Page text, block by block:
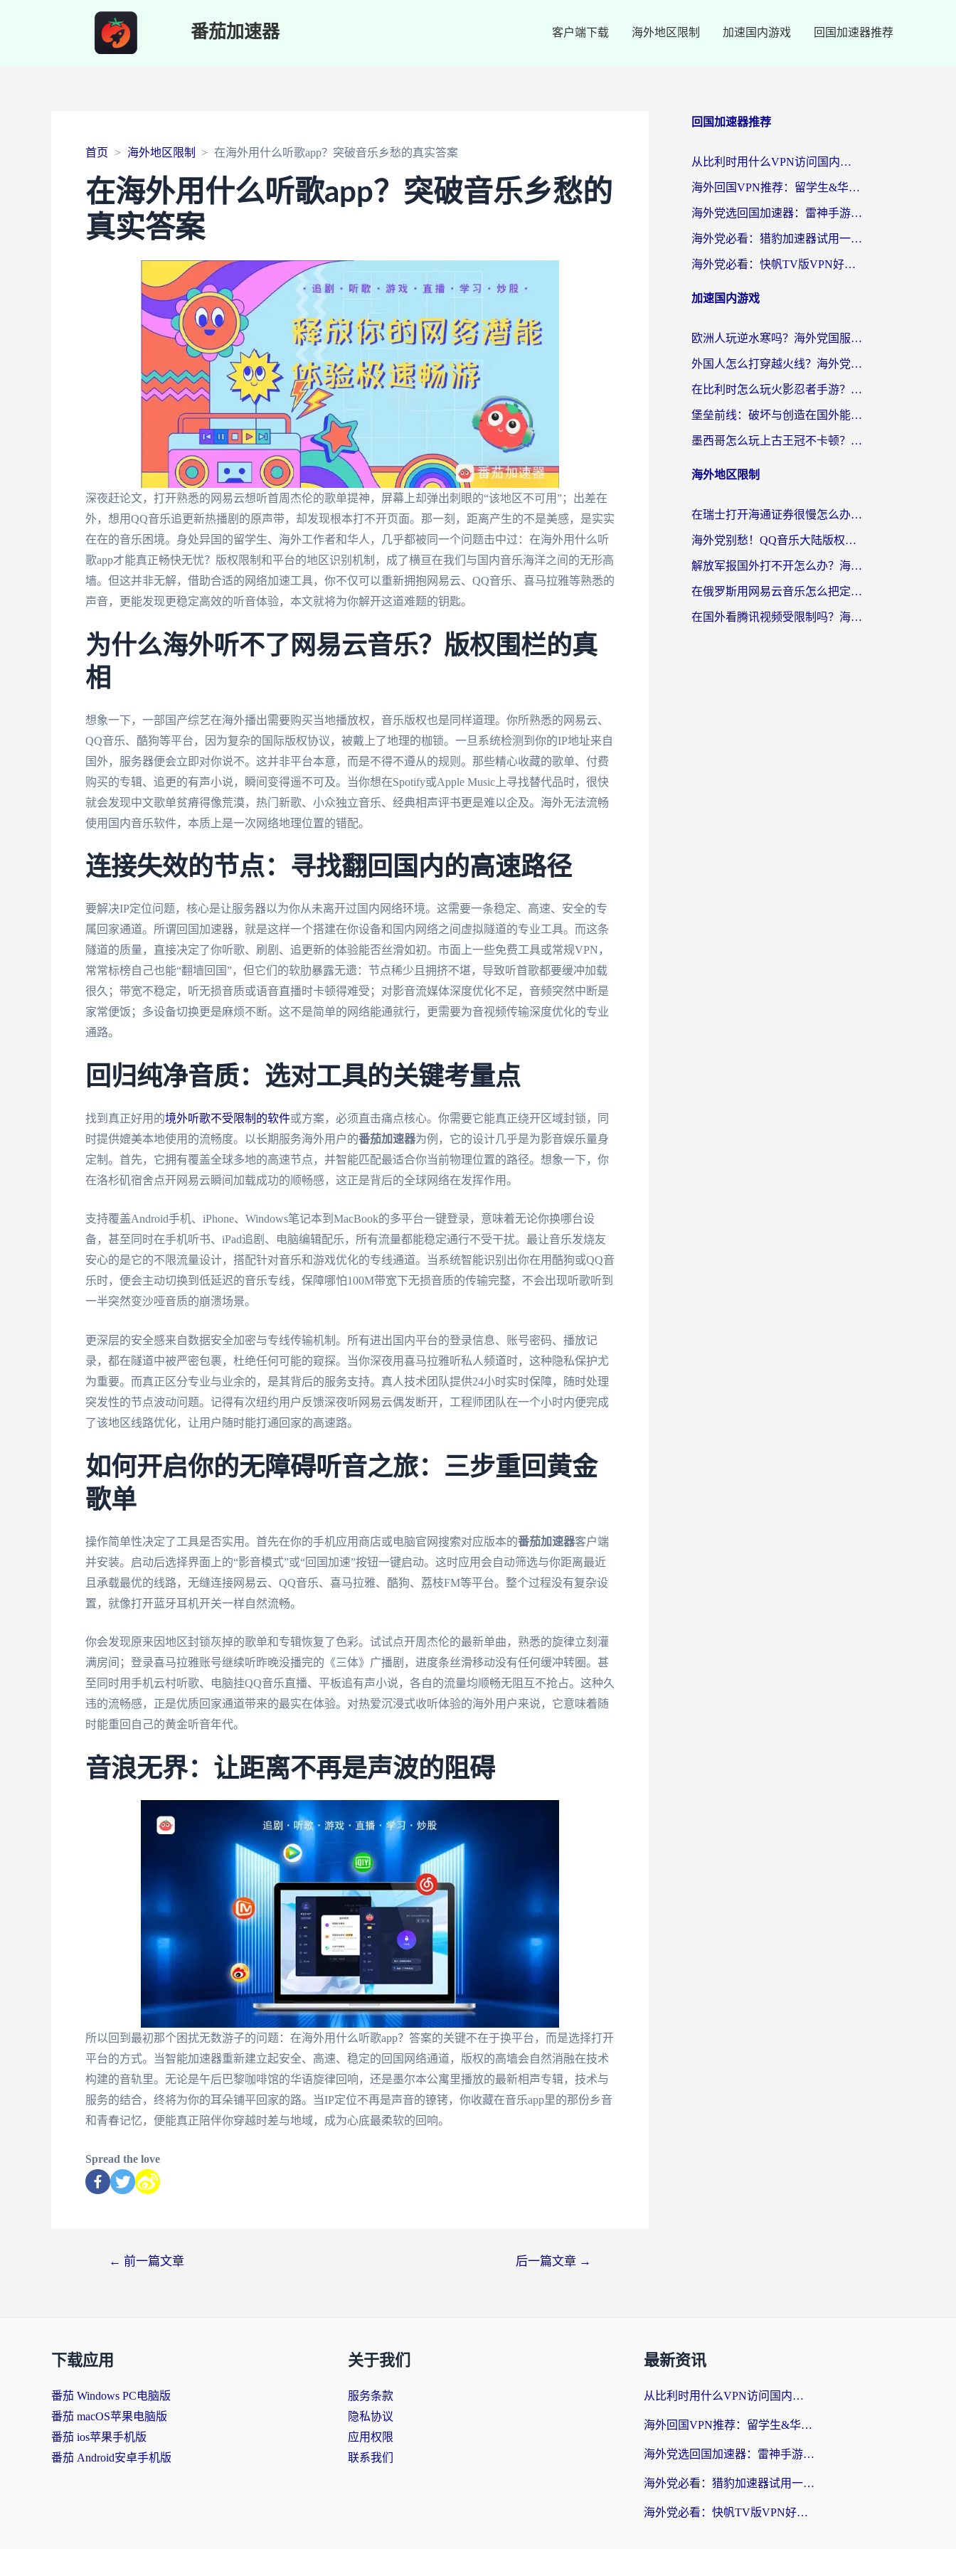
番茄加速器 客户端下载 海外地区限制 加速国内游戏 回国加速器推荐
首页 海外地区限制 在海外用什么听歌app？突破音乐乡愁的真实答案
在海外用什么听歌app？突破音乐乡愁的
真实答案
深夜赶论文，打开熟悉的网易云想听首周杰伦的歌单提神，屏幕上却弹出刺眼的“该地区不可用”；出差在
外，想用QQ音乐追更新热播剧的原声带，却发现根本打不开页面。那一刻，距离产生的不是美感，是实实
在在的音乐困境。身处异国的留学生、海外工作者和华人，几乎都被同一个问题击中过：在海外用什么听
歌app才能真正畅快无忧？版权限制和平台的地区识别机制，成了横亘在我们与国内音乐海洋之间的无形高
墙。但这并非无解，借助合适的网络加速工具，你不仅可以重新拥抱网易云、QQ音乐、喜马拉雅等熟悉的
声音，更能发现更稳定高效的听音体验，本文就将为你解开这道难题的钥匙。
为什么海外听不了网易云音乐？版权围栏的真
相
想象一下，一部国产综艺在海外播出需要购买当地播放权，音乐版权也是同样道理。你所熟悉的网易云、
QQ音乐、酷狗等平台，因为复杂的国际版权协议，被戴上了地理的枷锁。一旦系统检测到你的IP地址来自
国外，服务器便会立即对你说不。这并非平台本意，而是不得不遵从的规则。那些精心收藏的歌单、付费
购买的专辑、追更的有声小说，瞬间变得遥不可及。当你想在Spotify或Apple Music上寻找替代品时，很快
就会发现中文歌单贫瘠得像荒漠，热门新歌、小众独立音乐、经典相声评书更是难以企及。海外无法流畅
使用国内音乐软件，本质上是一次网络地理位置的错配。
连接失效的节点：寻找翻回国内的高速路径
要解决IP定位问题，核心是让服务器以为你从未离开过国内网络环境。这需要一条稳定、高速、安全的专
属回家通道。所谓回国加速器，就是这样一个搭建在你设备和国内网络之间虚拟隧道的专业工具。而这条
隧道的质量，直接决定了你听歌、刷剧、追更新的体验能否丝滑如初。市面上一些免费工具或常规VPN，
常常标榜自己也能“翻墙回国”，但它们的软肋暴露无遗：节点稀少且拥挤不堪，导致听首歌都要缓冲加载
很久；带宽不稳定，听无损音质或语音直播时卡顿得难受；对影音流媒体深度优化不足，音频突然中断是
家常便饭；多设备切换更是麻烦不断。这不是简单的网络能通就行，更需要为音视频传输深度优化的专业
通路。
回归纯净音质：选对工具的关键考量点
找到真正好用的境外听歌不受限制的软件或方案，必须直击痛点核心。你需要它能真正绕开区域封锁，同
时提供媲美本地使用的流畅度。以长期服务海外用户的番茄加速器为例，它的设计几乎是为影音娱乐量身
定制。首先，它拥有覆盖全球多地的高速节点，并智能匹配最适合你当前物理位置的路径。想象一下，你
在洛杉矶宿舍点开网易云瞬间加载成功的顺畅感，这正是背后的全球网络在发挥作用。
支持覆盖Android手机、iPhone、Windows笔记本到MacBook的多平台一键登录，意味着无论你换哪台设
备，甚至同时在手机听书、iPad追剧、电脑编辑配乐，所有流量都能稳定通行不受干扰。最让音乐发烧友
安心的是它的不限流量设计，搭配针对音乐和游戏优化的专线通道。当系统智能识别出你在用酷狗或QQ音
乐时，便会主动切换到低延迟的音乐专线，保障哪怕100M带宽下无损音质的传输完整，不会出现听歌听到
一半突然变沙哑音质的崩溃场景。
更深层的安全感来自数据安全加密与专线传输机制。所有进出国内平台的登录信息、账号密码、播放记
录，都在隧道中被严密包裹，杜绝任何可能的窥探。当你深夜用喜马拉雅听私人频道时，这种隐私保护尤
为重要。而真正区分专业与业余的，是其背后的服务支持。真人技术团队提供24小时实时保障，随时处理
突发性的节点波动问题。记得有次纽约用户反馈深夜听网易云偶发断开，工程师团队在一个小时内便完成
了该地区线路优化，让用户随时能打通回家的高速路。
如何开启你的无障碍听音之旅：三步重回黄金
歌单
操作简单性决定了工具是否实用。首先在你的手机应用商店或电脑官网搜索对应版本的番茄加速器客户端
并安装。启动后选择界面上的“影音模式”或“回国加速”按钮一键启动。这时应用会自动筛选与你距离最近
且承载最优的线路，无缝连接网易云、QQ音乐、喜马拉雅、酷狗、荔枝FM等平台。整个过程没有复杂设
置，就像打开蓝牙耳机开关一样自然流畅。
你会发现原来因地区封锁灰掉的歌单和专辑恢复了色彩。试试点开周杰伦的最新单曲，熟悉的旋律立刻灌
满房间；登录喜马拉雅账号继续听昨晚没播完的《三体》广播剧，进度条丝滑移动没有任何缓冲转圈。甚
至同时用手机云村听歌、电脑挂QQ音乐直播、平板追有声小说，各自的流量均顺畅无阻互不抢占。这种久
违的流畅感，正是优质回家通道带来的最实在体验。对热爱沉浸式收听体验的海外用户来说，它意味着随
时能重回自己的黄金听音年代。
音浪无界：让距离不再是声波的阻碍
所以回到最初那个困扰无数游子的问题：在海外用什么听歌app？答案的关键不在于换平台，而是选择打开
平台的方式。当智能加速器重新建立起安全、高速、稳定的回国网络通道，版权的高墙会自然消融在技术
构建的音轨里。无论是午后巴黎咖啡馆的华语旋律回响，还是墨尔本公寓里播放的最新相声专辑，技术与
服务的结合，终将为你的耳朵铺平回家的路。当IP定位不再是声音的镣铐，你收藏在音乐app里的那份乡音
和青春记忆，便能真正陪伴你穿越时差与地域，成为心底最柔软的回响。
Spread the love
← 前一篇文章 后一篇文章 →
回国加速器推荐
从比利时用什么VPN访问国内？3年海外党亲测有效的无缝回国上网指南
海外回国VPN推荐：留学生&华人无缝访问国内资源的实用指南
海外党选回国加速器：雷神手游和SpeedCN哪个好？附避坑指南
海外党必看：猎豹加速器试用一小时后，我终于找到无缝访问国内资源的正确姿势
海外党必看：快帆TV版VPN好用吗？和畅游VPN对比哪个回国效果更好？附实用选择指南
加速国内游戏
欧洲人玩逆水寒吗？海外党国服游戏畅玩终极指南（附低延迟秘籍）
外国人怎么打穿越火线？海外党国服游戏加速器终极攻略（附3大热门游戏解决方案）
在比利时怎么玩火影忍者手游？海外党亲测有效的国服游戏加速指南
堡垒前线：破坏与创造在国外能玩国服吗？海外玩家国服畅玩终极指南
墨西哥怎么玩上古王冠不卡顿？海外党国服游戏加速器选择全攻略
海外地区限制
在瑞士打开海通证券很慢怎么办？留学生&海外华人的回国加速全攻略
海外党别愁！QQ音乐大陆版权限制怎么破？附咪咕视频、B站地区限制解除全攻略
解放军报国外打不开怎么办？海外华人必备回国加速指南，看奥运拳击、听酷狗音乐全搞定
在俄罗斯用网易云音乐怎么把定位修改到中国国内？海外党听歌自由的钥匙找到了
在国外看腾讯视频受限制吗？海外党亲测有效的回国加速器选择指南
下载应用
番茄 Windows PC电脑版
番茄 macOS苹果电脑版
番茄 ios苹果手机版
番茄 Android安卓手机版
关于我们
服务条款
隐私协议
应用权限
联系我们
最新资讯
从比利时用什么VPN访问国内？3年海外党亲测有效的无缝回国上网指南
海外回国VPN推荐：留学生&华人无缝访问国内资源的实用指南
海外党选回国加速器：雷神手游和SpeedCN哪个好？附避坑指南
海外党必看：猎豹加速器试用一小时后，我终于找到无缝访问国内资源的正确姿势
海外党必看：快帆TV版VPN好用吗？和畅游VPN对比哪个回国效果更好？附实用选择指南